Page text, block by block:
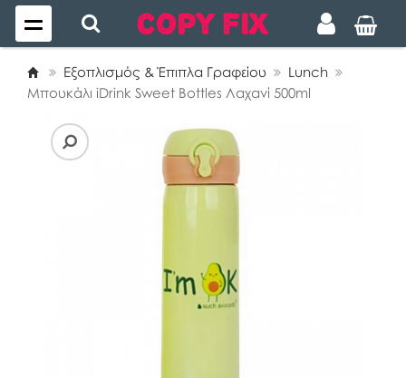
Εξοπλισμός & Έπιπλα Γραφείου
Lunch
Μπουκάλι iDrink Sweet Bottles Λαχανί 500ml